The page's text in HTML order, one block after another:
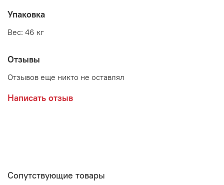
Упаковка
Вес: 46 кг
Отзывы
Отзывов еще никто не оставлял
Написать отзыв
Сопутствующие товары